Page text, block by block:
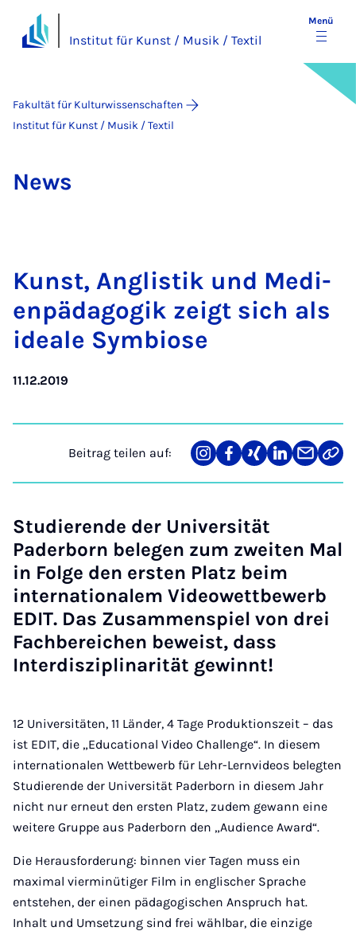
Institut für Kunst / Musik / Textil
Menü
Fakultät für Kulturwissenschaften
Institut für Kunst / Musik / Textil
News
Kunst, An­glis­tik und Me­di­
en­päd­ago­gik zeigt sich als
ide­a­le Sym­bio­se
11.12.2019
Beitrag teilen auf:
Teilen
auf
Teilen
auf
Teilen
auf
Teilen
auf
Teilen
über
Link
Studierende der Universität
Paderborn belegen zum zweiten Mal
in Folge den ersten Platz beim
internationalem Videowettbewerb
EDIT. Das Zusammenspiel von drei
Fachbereichen beweist, dass
Interdisziplinarität gewinnt!
12 Universitäten, 11 Länder, 4 Tage Produktionszeit – das
ist EDIT, die „Educational Video Challenge“. In diesem
internationalen Wettbewerb für Lehr-Lernvideos belegten
Studierende der Universität Paderborn in diesem Jahr
nicht nur erneut den ersten Platz, zudem gewann eine
weitere Gruppe aus Paderborn den „Audience Award“.
Die Herausforderung: binnen vier Tagen muss ein
maximal vierminütiger Film in englischer Sprache
entstehen, der einen pädagogischen Anspruch hat.
Inhalt und Umsetzung sind frei wählbar, die einzige